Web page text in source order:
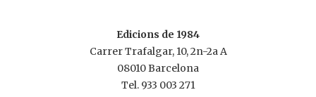
Edicions de 1984
Carrer Trafalgar, 10, 2n-2a A
08010 Barcelona
Tel. 933 003 271